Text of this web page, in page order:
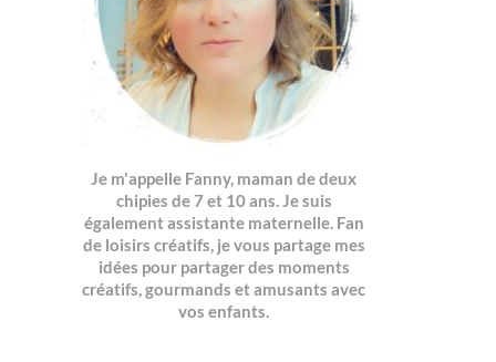
Je m'appelle Fanny, maman de deux
chipies de 7 et 10 ans. Je suis
également assistante maternelle. Fan
de loisirs créatifs, je vous partage mes
idées pour partager des moments
créatifs, gourmands et amusants avec
vos enfants.